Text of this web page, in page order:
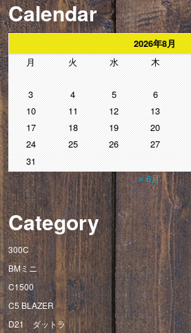
Calendar
2026年8月
月 火 水 木
3
4 5 6
10
11 12 13
17
18 19 20
24
25 26 27
31
« 6月
Category
300C
BMミニ
C1500
C5 BLAZER
D21 ダットラ